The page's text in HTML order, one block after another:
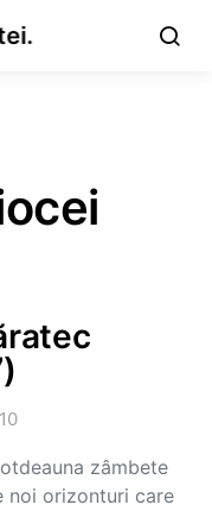
zâmbete
noi orizonturi care